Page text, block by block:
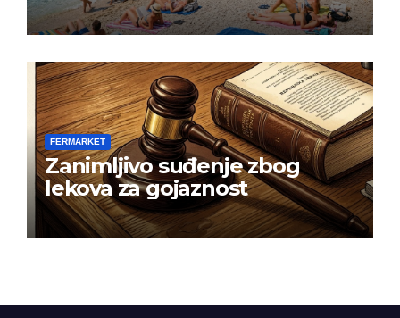
FERMARKET
Zanimljivo suđenje zbog
lekova za gojaznost